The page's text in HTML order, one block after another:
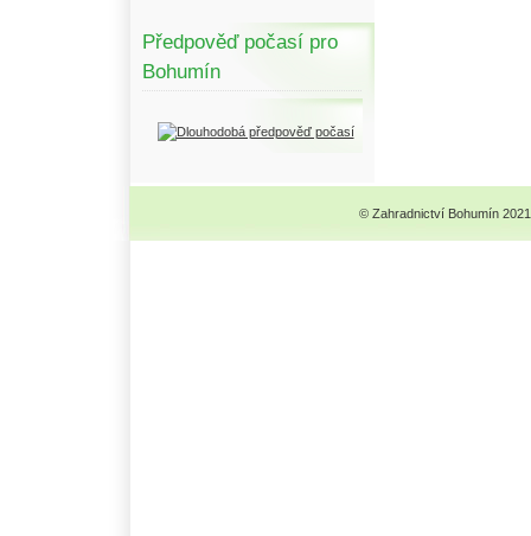
Předpověď počasí pro
Bohumín
© Zahradnictví Bohumín